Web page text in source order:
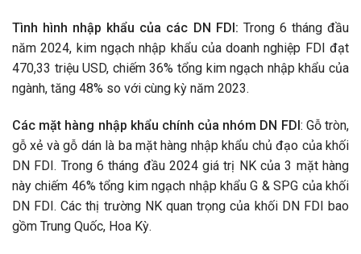
Tình hình nhập khẩu của các DN FDI: Trong 6 tháng đầu
năm 2024, kim ngạch nhập khẩu của doanh nghiệp FDI đạt
470,33 triệu USD, chiếm 36% tổng kim ngạch nhập khẩu của
ngành, tăng 48% so với cùng kỳ năm 2023.
Các mặt hàng nhập khẩu chính của nhóm DN FDI: Gỗ tròn,
gỗ xẻ và gỗ dán là ba mặt hàng nhập khẩu chủ đạo của khối
DN FDI. Trong 6 tháng đầu 2024 giá trị NK của 3 mặt hàng
này chiếm 46% tổng kim ngạch nhập khẩu G & SPG của khối
DN FDI. Các thị trường NK quan trọng của khối DN FDI bao
gồm Trung Quốc, Hoa Kỳ.